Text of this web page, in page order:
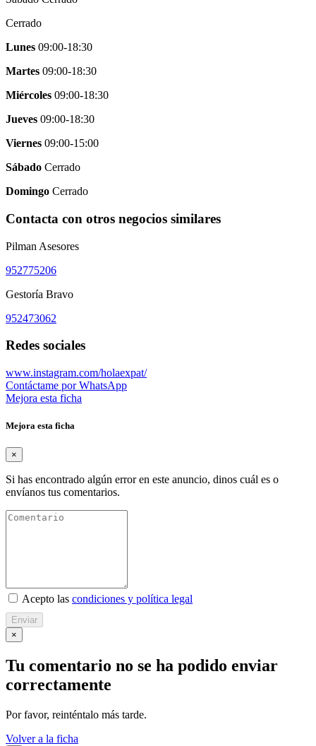
Cerrado
Lunes 09:00-18:30
Martes 09:00-18:30
Miércoles 09:00-18:30
Jueves 09:00-18:30
Viernes 09:00-15:00
Sábado Cerrado
Domingo Cerrado
Contacta con otros negocios similares
Pilman Asesores
952775206
Gestoría Bravo
952473062
Redes sociales
www.instagram.com/holaexpat/
Contáctame por WhatsApp
Mejora esta ficha
Mejora esta ficha
×
Si has encontrado algún error en este anuncio, dinos cuál es o
envíanos tus comentarios.
Acepto las condiciones y política legal
Enviar
×
Tu comentario no se ha podido enviar
correctamente
Por favor, reinténtalo más tarde.
Volver a la ficha